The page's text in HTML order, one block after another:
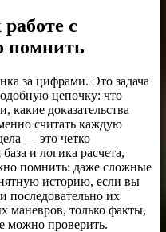
с
помнить
за цифрами. Это задача
цепочку: что
какие доказательства
считать каждую
— это четко
и логика расчета,
помнить: даже сложные
историю, если вы
последовательно их
маневров, только факты,
можно проверить.